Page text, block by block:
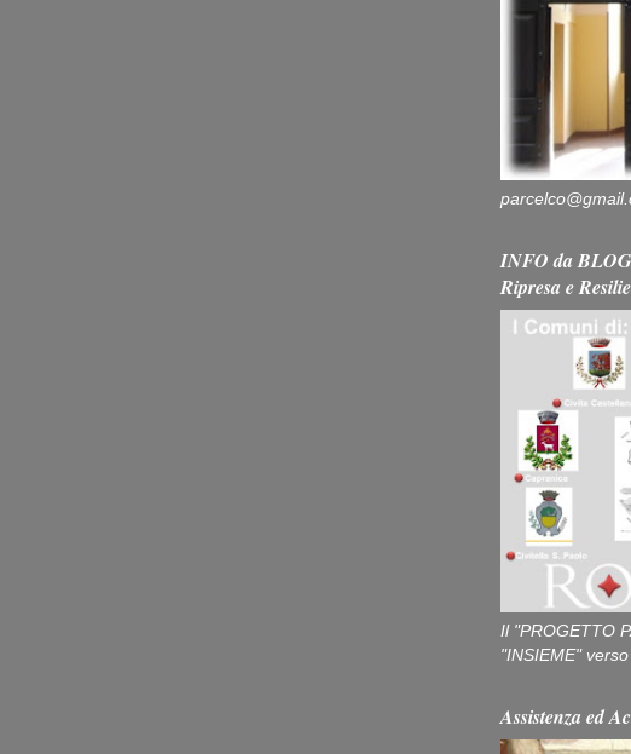
INFO da
Ripresa e
Il "PROGETTO
"INSIEME"
Assistenza ed